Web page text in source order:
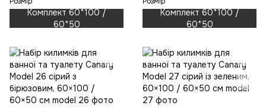
Комплект 60*100 /
60*50
Комплект 60*100 /
60*50